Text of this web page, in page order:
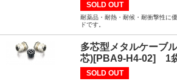
SOLD OUT
耐薬品・耐熱・耐候・耐衝撃性に
ドです。
多芯型メタルケーブ
芯)[PBA9-H4-02] 1
SOLD OUT